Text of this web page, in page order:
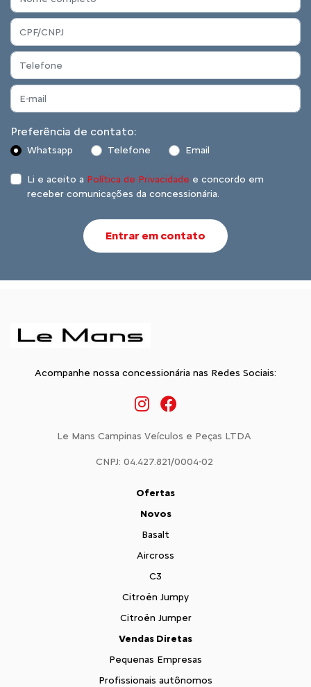
Preferência de contato:
Whatsapp Telefone Email
Li e aceito a Política de Privacidade e concordo em
receber comunicações da concessionária.
Entrar em contato
Acompanhe nossa concessionária nas Redes Sociais:
Le Mans Campinas Veículos e Peças LTDA
CNPJ: 04.427.821/0004-02
Ofertas
Novos
Basalt
Aircross
C3
Citroën Jumpy
Citroën Jumper
Vendas Diretas
Pequenas Empresas
Profissionais autônomos